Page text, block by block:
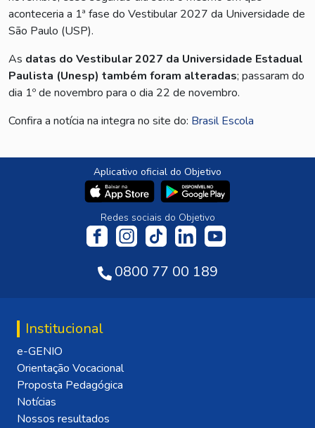
aconteceria a 1ª fase do Vestibular 2027 da Universidade de
São Paulo (USP).
As datas do Vestibular 2027 da Universidade Estadual
Paulista (Unesp) também foram alteradas; passaram do
dia 1º de novembro para o dia 22 de novembro.
Confira a notícia na integra no site do: Brasil Escola
Aplicativo oficial do Objetivo
Redes sociais do Objetivo
0800 77 00 189
Institucional
e-GENIO
Orientação Vocacional
Proposta Pedagógica
Notícias
Nossos resultados